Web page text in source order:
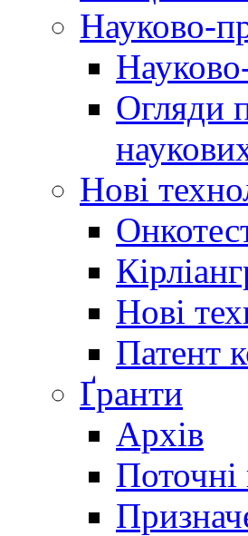
Науково-
Огляди
Нові
Нові
Патент
Ґранти
Архів
Поточні